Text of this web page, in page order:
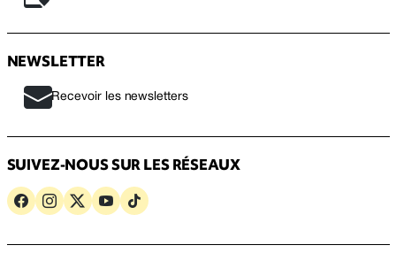
NEWSLETTER
Recevoir les newsletters
SUIVEZ-NOUS SUR LES RÉSEAUX